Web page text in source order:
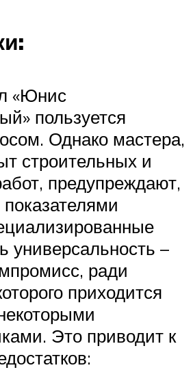
«Юнис
пользуется
Однако мастера,
строительных и
предупреждают,
универсальность –
ради
приходится
Это приводит к